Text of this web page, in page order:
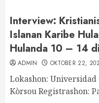
Interview:
Islanan Karibe
Hulanda 10 – 14
ADMIN OKTOBER 22,
Lokashon:
Kòrsou Registrashon: